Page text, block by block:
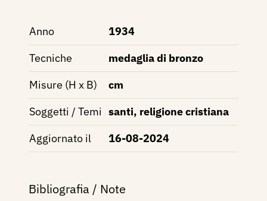
Anno
1934
Tecniche
medaglia di bronzo
Misure (H x B)
cm
Soggetti / Temi santi, religione cristiana
Aggiornato il
16-08-2024
Bibliografia / Note